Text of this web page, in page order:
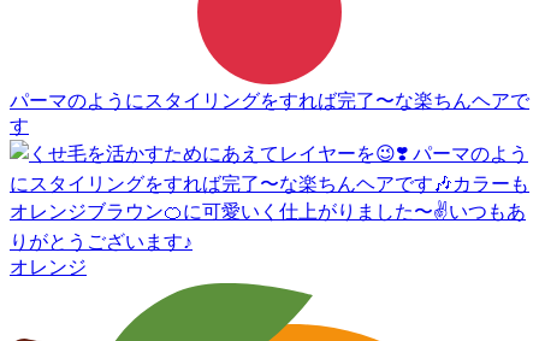
パーマのようにスタイリングをすれば完了〜な楽ちんヘアで
す
オレンジ